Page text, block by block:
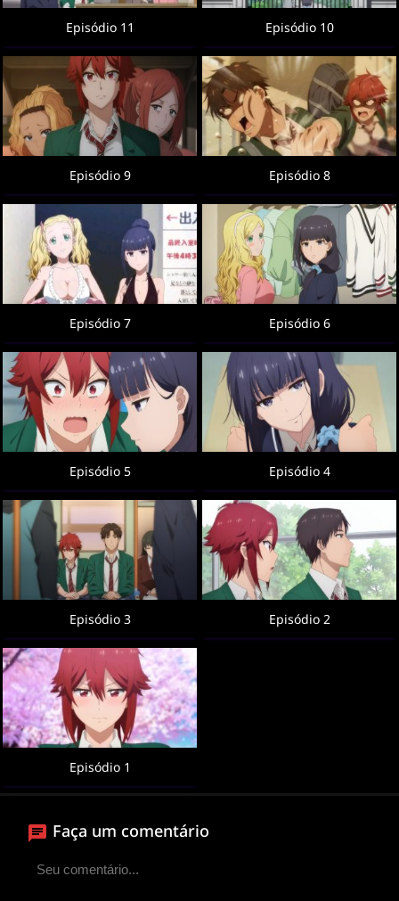
Episódio 11 Episódio 10
Episódio 9 Episódio 8
Episódio 7 Episódio 6
Episódio 5 Episódio 4
Episódio 3 Episódio 2
Episódio 1
Faça um comentário